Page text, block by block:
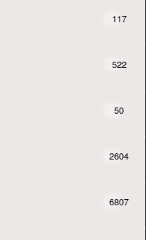
117
522
50
2604
6807